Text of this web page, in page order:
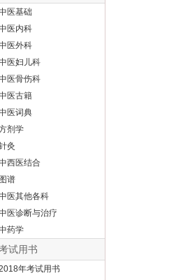
医基础
医内科
医外科
医妇儿科
医骨伤科
医古籍
医词典
剂学
灸
西医结合
图谱
医其他各科
医诊断与治疗
药学
试用书
年考试用书